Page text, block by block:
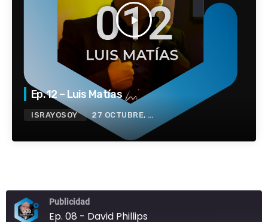
play_arrow
Ep. 12 – Luis Matías
ISRAYOSOY 27 OCTUBRE, 2021
Publicidad
Ep. 08 - David Phillips